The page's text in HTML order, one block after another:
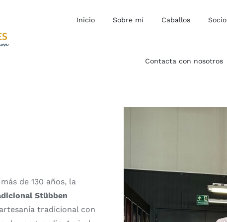
Inicio Sobre mí Caballos Socio
Contacta con nosotros
de 130 años, la
Stübben
tradicional con